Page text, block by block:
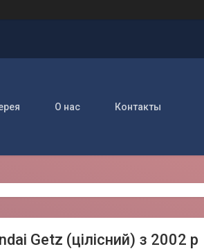
О нас Контакты
Getz (цілісний) з 2002 р